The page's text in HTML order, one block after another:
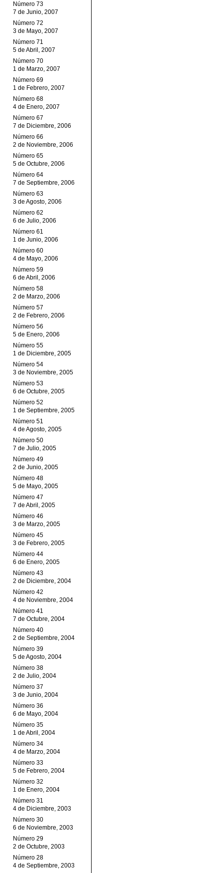
Número 73
7 de Junio, 2007
Número 72
3 de Mayo, 2007
Número 71
5 de Abril, 2007
Número 70
1 de Marzo, 2007
Número 69
1 de Febrero, 2007
Número 68
4 de Enero, 2007
Número 67
7 de Diciembre, 2006
Número 66
2 de Noviembre, 2006
Número 65
5 de Octubre, 2006
Número 64
7 de Septiembre, 2006
Número 63
3 de Agosto, 2006
Número 62
6 de Julio, 2006
Número 61
1 de Junio, 2006
Número 60
4 de Mayo, 2006
Número 59
6 de Abril, 2006
Número 58
2 de Marzo, 2006
Número 57
2 de Febrero, 2006
Número 56
5 de Enero, 2006
Número 55
1 de Diciembre, 2005
Número 54
3 de Noviembre, 2005
Número 53
6 de Octubre, 2005
Número 52
1 de Septiembre, 2005
Número 51
4 de Agosto, 2005
Número 50
7 de Julio, 2005
Número 49
2 de Junio, 2005
Número 48
5 de Mayo, 2005
Número 47
7 de Abril, 2005
Número 46
3 de Marzo, 2005
Número 45
3 de Febrero, 2005
Número 44
6 de Enero, 2005
Número 43
2 de Diciembre, 2004
Número 42
4 de Noviembre, 2004
Número 41
7 de Octubre, 2004
Número 40
2 de Septiembre, 2004
Número 39
5 de Agosto, 2004
Número 38
2 de Julio, 2004
Número 37
3 de Junio, 2004
Número 36
6 de Mayo, 2004
Número 35
1 de Abril, 2004
Número 34
4 de Marzo, 2004
Número 33
5 de Febrero, 2004
Número 32
1 de Enero, 2004
Número 31
4 de Diciembre, 2003
Número 30
6 de Noviembre, 2003
Número 29
2 de Octubre, 2003
Número 28
4 de Septiembre, 2003